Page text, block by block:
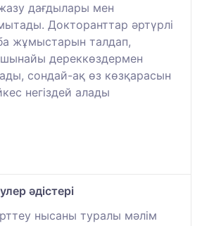
дағдылары мен
Докторанттар әртүрлі
жұмыстарын талдап,
дереккөздермен
сондай-ақ өз көзқарасын
негіздей алады
әдістері
нысаны туралы мәлім